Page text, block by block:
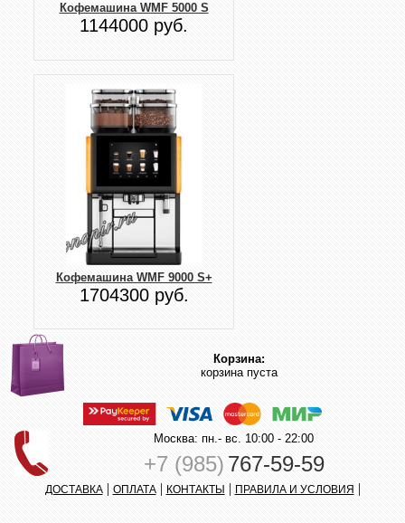
Кофемашина WMF 5000 S
1144000 руб.
Кофемашина WMF 9000 S+
1704300 руб.
Корзина:
корзина пуста
Москва: пн.- вс. 10:00 - 22:00
+7 (985) 767-59-59
ДОСТАВКА| ОПЛАТА| КОНТАКТЫ | ПРАВИЛА И УСЛОВИЯ |